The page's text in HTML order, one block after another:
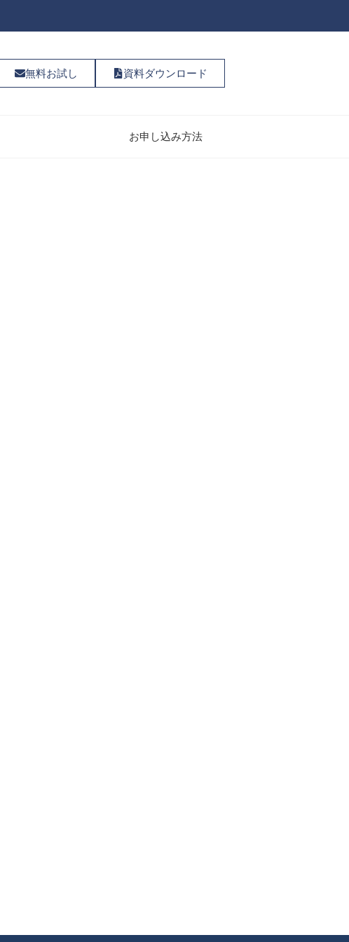
無料お試し 資料ダウンロード
お申し込み方法